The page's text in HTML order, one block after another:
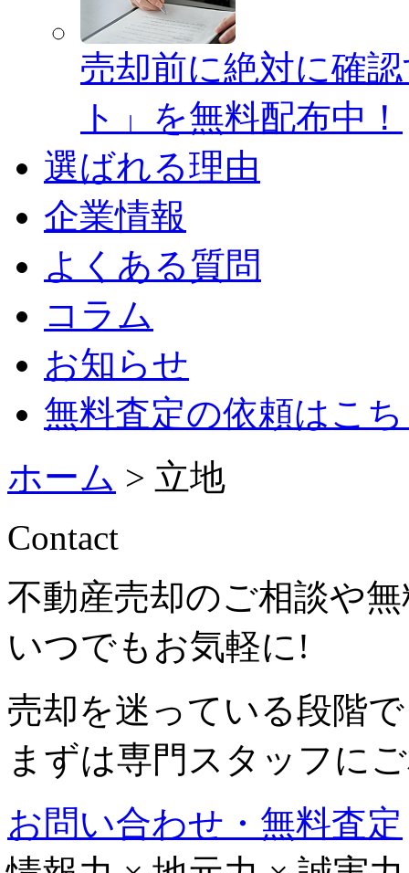
売却前に絶対に確
ト」を無料配布中！
選ばれる理由
企業情報
よくある質問
コラム
お知らせ
無料査定の依頼はこ
ホーム > 立地
Contact
不動産売却のご相談や
いつでもお気軽に!
売却を迷っている段階
まずは専門スタッフに
お問い合わせ・無料査定